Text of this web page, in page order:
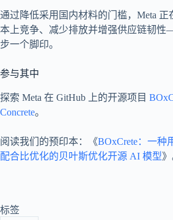
通过降低采用国内材料的门槛，Meta
本上竞争、减少排放并增强供应链韧
步一个脚印。
参与其中
探索 Meta 在 GitHub 上的开源项目
Concrete。
阅读我们的预印本：《BOxCrete：一种
配合比优化的贝叶斯优化开源 AI 模型》
标签